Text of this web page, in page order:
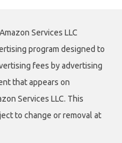
Services LLC
program designed to
fees by advertising
that appears on
Services LLC. This
to change or removal at